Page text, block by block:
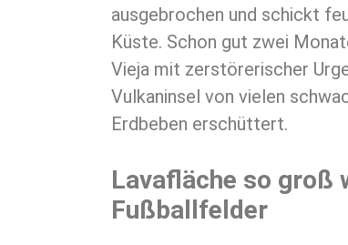
ausgebrochen und schickt
Küste. Schon gut zwei
Vieja mit zerstörerischer
Vulkaninsel von vielen
Erdbeben erschüttert.
Lavafläche so groß
Fußballfelder